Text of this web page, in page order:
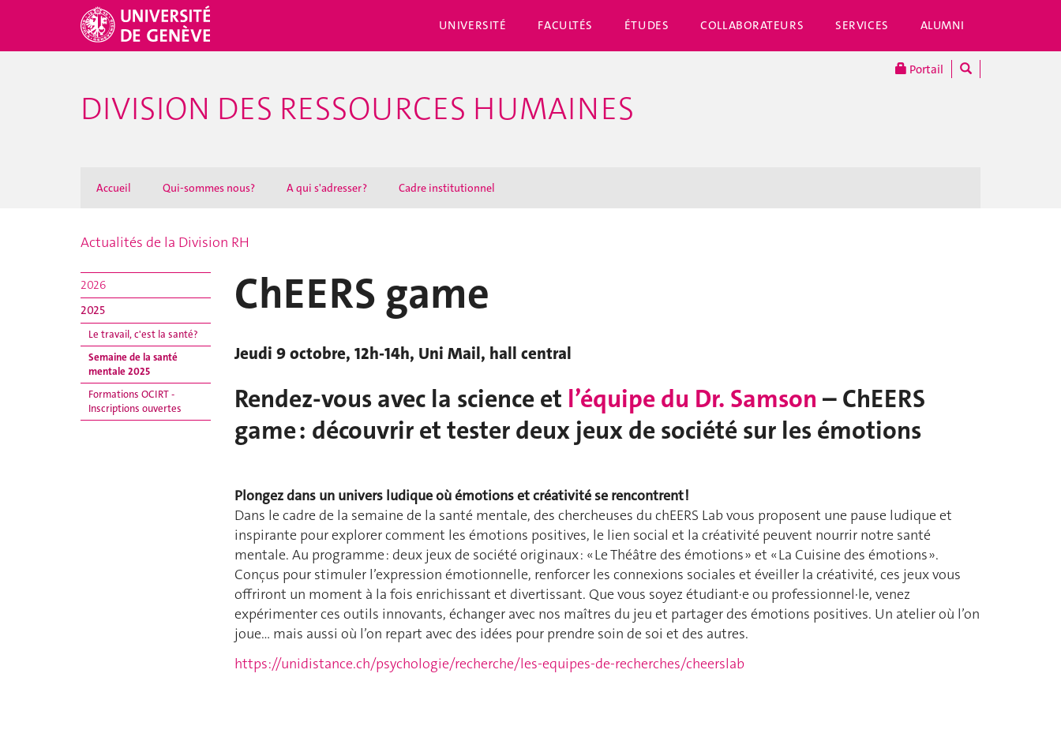
UNIVERSITÉ FACULTÉS ÉTUDES COLLABORATEURS SERVICES ALUMNI
Portail
DIVISION DES RESSOURCES HUMAINES
Accueil Qui-sommes nous? A qui s'adresser ? Cadre institutionnel
Actualités de la Division RH
2026
2025
Le travail, c'est la santé?
Semaine de la santé
mentale 2025
Formations OCIRT -
Inscriptions ouvertes
ChEERS game
Jeudi 9 octobre, 12h-14h, Uni Mail, hall central
Rendez-vous avec la science et l’équipe du Dr. Samson – ChEERS
game : découvrir et tester deux jeux de société sur les émotions
Plongez dans un univers ludique où émotions et créativité se rencontrent !
Dans le cadre de la semaine de la santé mentale, des chercheuses du chEERS Lab vous proposent une pause ludique et
inspirante pour explorer comment les émotions positives, le lien social et la créativité peuvent nourrir notre santé
mentale. Au programme : deux jeux de société originaux : « Le Théâtre des émotions » et « La Cuisine des émotions ».
Conçus pour stimuler l’expression émotionnelle, renforcer les connexions sociales et éveiller la créativité, ces jeux vous
offriront un moment à la fois enrichissant et divertissant. Que vous soyez étudiant·e ou professionnel·le, venez
expérimenter ces outils innovants, échanger avec nos maîtres du jeu et partager des émotions positives. Un atelier où l’on
joue… mais aussi où l’on repart avec des idées pour prendre soin de soi et des autres.
https://unidistance.ch/psychologie/recherche/les-equipes-de-recherches/cheerslab